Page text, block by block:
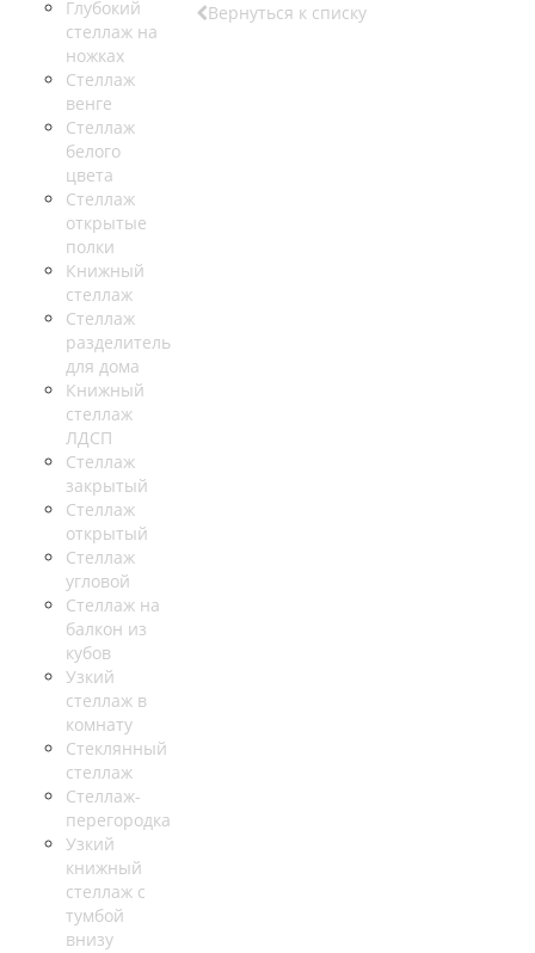
Глубокий
стеллаж на
ножках
Стеллаж
венге
Стеллаж
белого
цвета
Стеллаж
открытые
полки
Книжный
стеллаж
Стеллаж
разделитель
для дома
Книжный
стеллаж
ЛДСП
Стеллаж
закрытый
Стеллаж
открытый
Стеллаж
угловой
Стеллаж на
балкон из
кубов
Узкий
стеллаж в
комнату
Стеклянный
стеллаж
Стеллаж-
перегородка
Узкий
книжный
стеллаж с
тумбой
внизу
Вернуться к списку